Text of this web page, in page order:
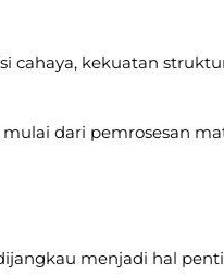
cahaya, kekuatan
dari pemrosesan
menjadi hal